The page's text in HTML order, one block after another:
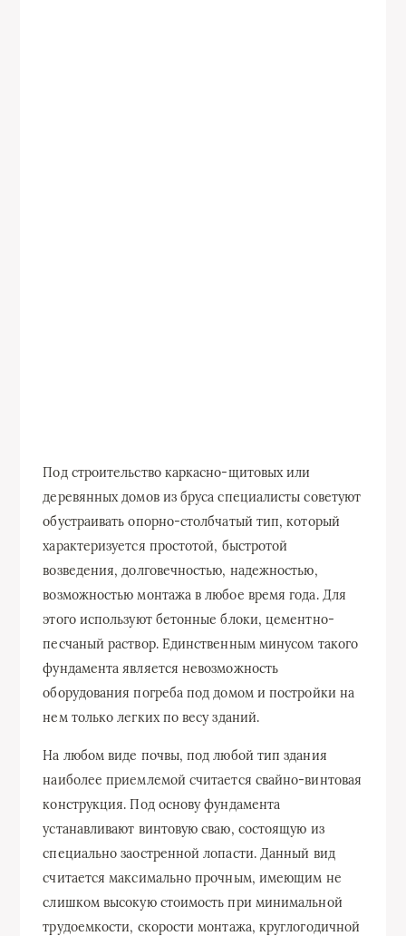
Под строительство каркасно-щитовых или
деревянных домов из бруса специалисты советуют
обустраивать опорно-столбчатый тип, который
характеризуется простотой, быстротой
возведения, долговечностью, надежностью,
возможностью монтажа в любое время года. Для
этого используют бетонные блоки, цементно-
песчаный раствор. Единственным минусом такого
фундамента является невозможность
оборудования погреба под домом и постройки на
нем только легких по весу зданий.
На любом виде почвы, под любой тип здания
наиболее приемлемой считается свайно-винтовая
конструкция. Под основу фундамента
устанавливают винтовую сваю, состоящую из
специально заостренной лопасти. Данный вид
считается максимально прочным, имеющим не
слишком высокую стоимость при минимальной
трудоемкости, скорости монтажа, круглогодичной